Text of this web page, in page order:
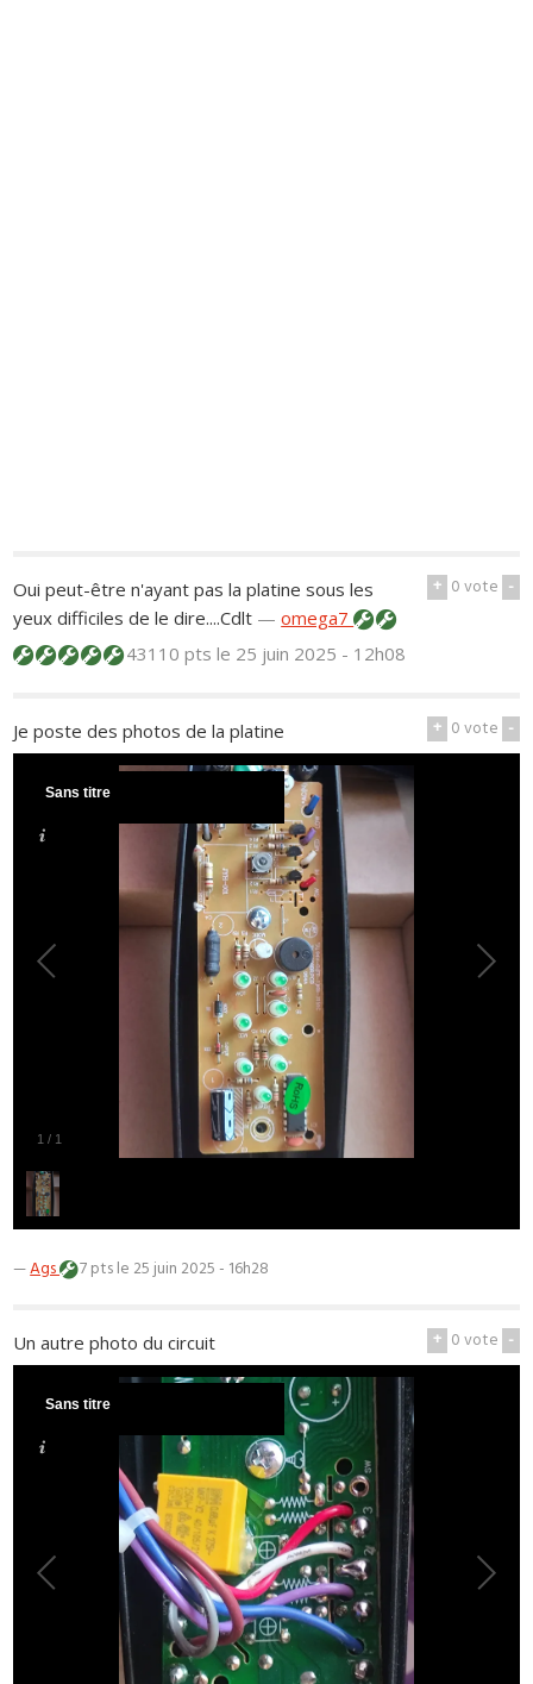
+ 0vote -
Oui peut-être n'ayant pas la platine sous les
yeux difficiles de le dire....Cdlt —omega7
43110 ptsle 25 juin 2025 - 12h08
+ 0vote -
Je poste des photos de la platine
1 / 1
Sans titre
—Ags 7 ptsle 25 juin 2025 - 16h28
+ 0vote -
Un autre photo du circuit
Sans titre